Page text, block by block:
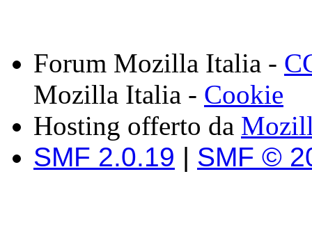
Forum Mozilla Italia -
Mozilla Italia - Cookie
Hosting offerto da
SMF 2.0.19 | SMF ©